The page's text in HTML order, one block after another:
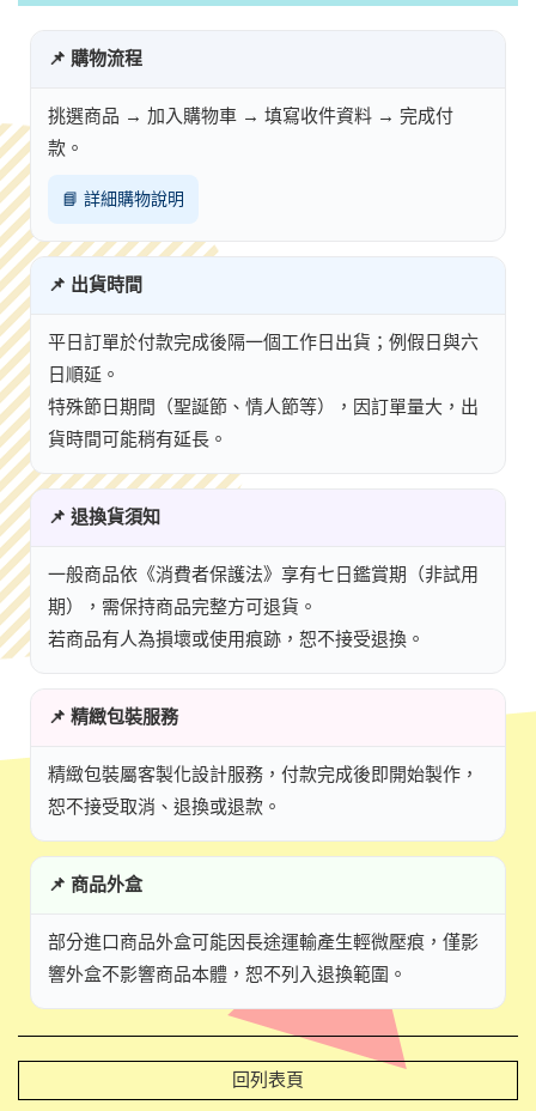
📌 購物流程
挑選商品 → 加入購物車 → 填寫收件資料 → 完成付
款。
📘 詳細購物說明
📌 出貨時間
平日訂單於付款完成後隔一個工作日出貨；例假日與六
日順延。
特殊節日期間（聖誕節、情人節等），因訂單量大，出
貨時間可能稍有延長。
📌 退換貨須知
一般商品依《消費者保護法》享有七日鑑賞期（非試用
期），需保持商品完整方可退貨。
若商品有人為損壞或使用痕跡，恕不接受退換。
📌 精緻包裝服務
精緻包裝屬客製化設計服務，付款完成後即開始製作，
恕不接受取消、退換或退款。
📌 商品外盒
部分進口商品外盒可能因長途運輸產生輕微壓痕，僅影
響外盒不影響商品本體，恕不列入退換範圍。
回列表頁